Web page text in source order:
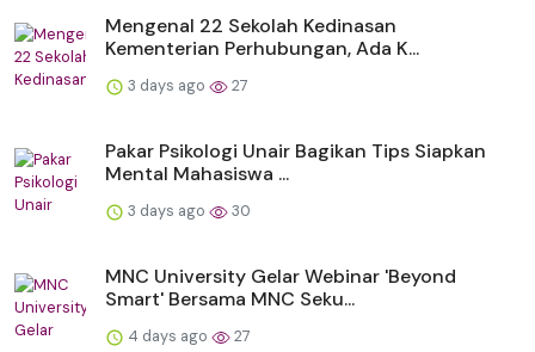
Mengenal 22 Sekolah Kedinasan
Kementerian Perhubungan, Ada K...
3 days ago 27
Pakar Psikologi Unair Bagikan Tips Siapkan
Mental Mahasiswa ...
3 days ago 30
MNC University Gelar Webinar 'Beyond
Smart' Bersama MNC Seku...
4 days ago 27